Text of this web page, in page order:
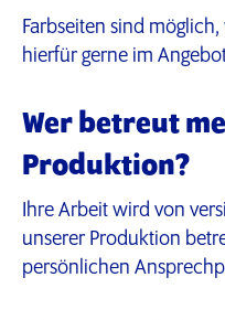
Farbseiten sind
hierfür gerne im
Wer betreut
Produktion?
Ihre Arbeit wird von
unserer Produktion
persönlichen